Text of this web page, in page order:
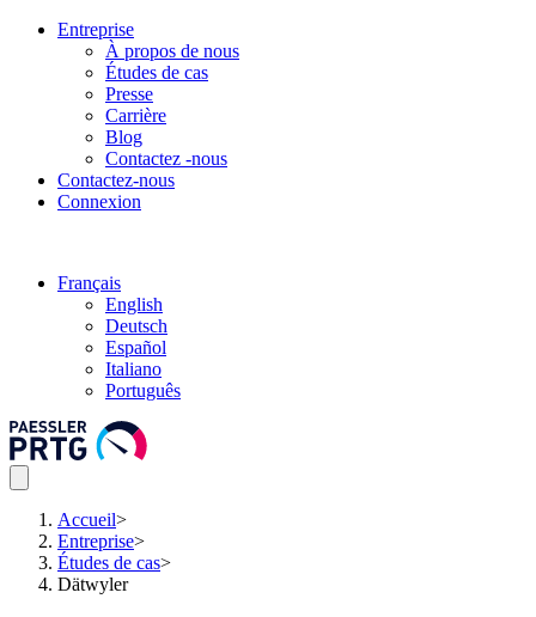
Entreprise
À propos de nous
Études de cas
Presse
Carrière
Blog
Contactez -nous
Contactez-nous
Connexion
Français
English
Deutsch
Español
Italiano
Português
Accueil>
Entreprise>
Études de cas>
Dätwyler